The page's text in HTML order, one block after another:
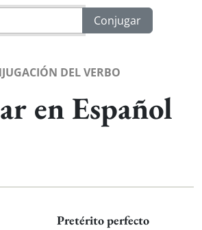
DEL VERBO
en Español
Pretérito perfecto